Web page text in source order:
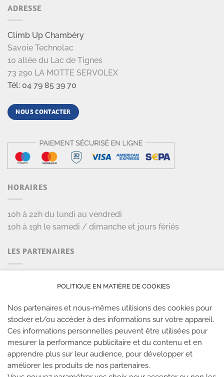
ADRESSE
Climb Up Chambéry
Savoie Technolac
10 allée du Lac de Tignes
73 290 LA MOTTE SERVOLEX
Tél: 04 79 85 39 70
NOUS CONTACTER
HORAIRES
10h à 22h du lundi au vendredi
10h à 19h le samedi / dimanche et jours fériés
LES PARTENAIRES
LES SALLES CLIMB UP
POLITIQUE EN MATIÈRE DE COOKIES
Nos partenaires et nous-mêmes utilisions des cookies pour
stocker et/ou accéder à des informations sur votre appareil.
Ces informations personnelles peuvent être utilisées pour
mesurer la performance publicitaire et du contenu et en
apprendre plus sur leur audience, pour développer et
améliorer les produits de nos partenaires.